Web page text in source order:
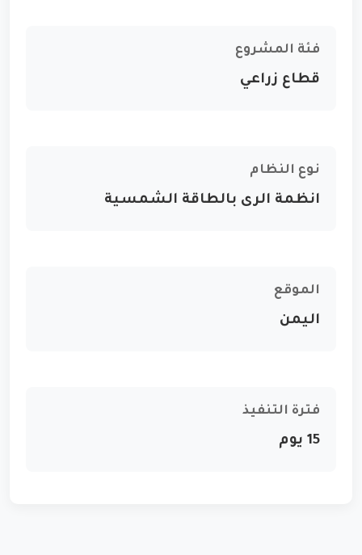
فئة المشروع
قطاع زراعي
نوع النظام
انظمة الرى بالطاقة الشمسية
الموقع
اليمن
فترة التنفيذ
15 يوم